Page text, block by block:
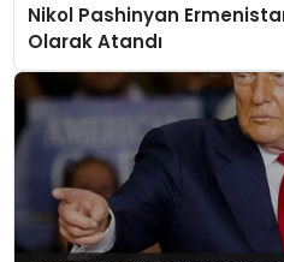
Nikol Pashinyan
Olarak Atandı